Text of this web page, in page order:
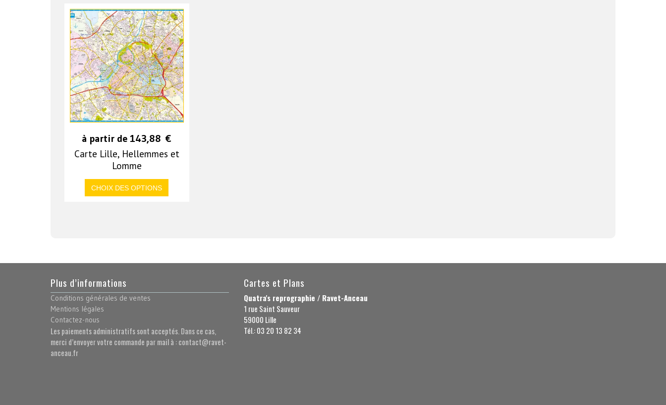
à partir de143,88 €
Carte Lille, Hellemmes et
Lomme
CHOIX DES OPTIONS
Plus d’informations
Conditions générales de ventes
Mentions légales
Contactez-nous
Les paiements administratifs sont acceptés. Dans ce cas,
merci d’envoyer votre commande par mail à : contact@ravet-
anceau.fr
Cartes et Plans
Quatra's reprographie / Ravet-Anceau
1 rue Saint Sauveur
59000 Lille
Tél.: 03 20 13 82 34